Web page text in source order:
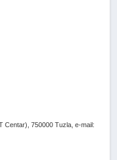
Centar), 750000 Tuzla, e-mail: